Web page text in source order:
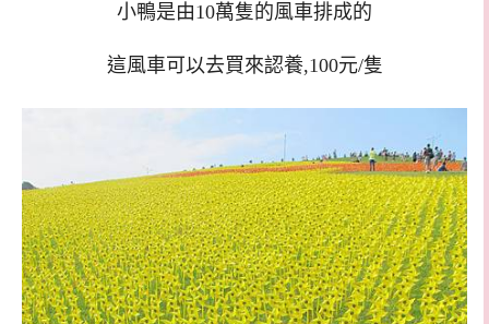
小鴨是由10萬隻的風車排成的
這風車可以去買來認養,100元/隻